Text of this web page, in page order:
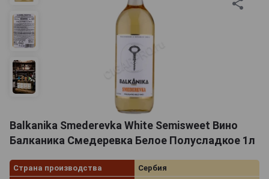
Balkanika Smederevka White Semisweet Вино
Балканика Смедеревка Белое Полусладкое 1л
Страна производства
Сербия